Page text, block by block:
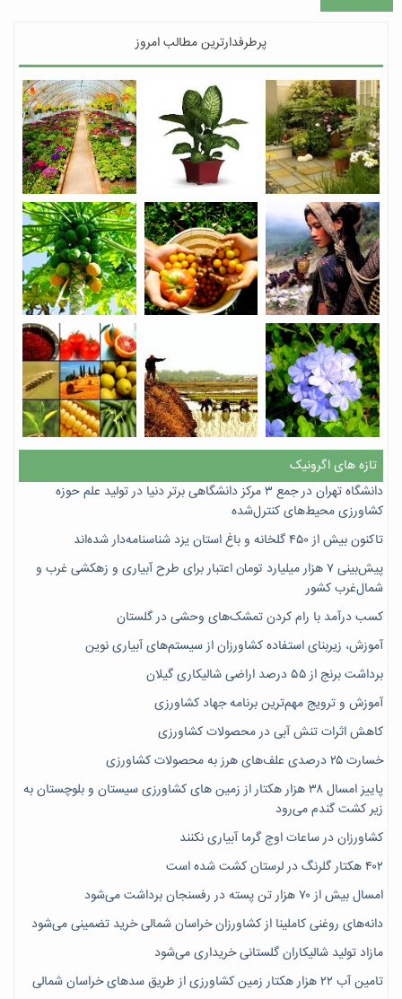
پرطرفدارترین مطالب امروز
تازه های اگرونیک
دانشگاه تهران در جمع ۳ مرکز دانشگاهی برتر دنیا در تولید علم حوزه
کشاورزی محیط‌های کنترل‌شده
تاکنون بیش از ۴۵۰ گلخانه و باغ استان یزد شناسنامه‌دار شده‌اند
پیش‌بینی ۷‌ هزار میلیارد تومان اعتبار برای طرح آبیاری و زهکشی غرب و
شمال‌غرب کشور
کسب درآمد با رام کردن تمشک‌های وحشی در گلستان
آموزش، زیربنای استفاده کشاورزان از سیستم‌های آبیاری نوین
برداشت برنج از ۵۵ درصد اراضی شالیکاری گیلان
آموزش و ترویج مهم‌ترین برنامه جهاد کشاورزی
کاهش اثرات تنش آبی در محصولات کشاورزی
خسارت ۲۵ درصدی علف‌های هرز به محصولات کشاورزی
پاییز امسال ۳۸ هزار هکتار از زمین های کشاورزی سیستان و بلوچستان به
زیر کشت گندم می‌رود
کشاورزان در ساعات اوج گرما آبیاری نکنند
۴۰۲ هکتار گلرنگ در لرستان کشت شده است
امسال بیش از ۷۰ هزار تن پسته در رفسنجان برداشت می‌شود
دانه‌های روغنی کاملینا از کشاورزان خراسان شمالی خرید تضمینی می‌شود
مازاد تولید شالیکاران گلستانی خریداری می‌شود
تامین آب ۲۲ هزار هکتار زمین کشاورزی از طریق سدهای خراسان شمالی